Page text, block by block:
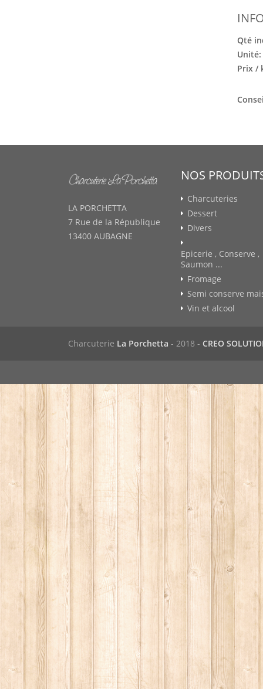
Qté
Unité:
Prix /
LA PORCHETTA
7 Rue de la République
13400 AUBAGNE
NOS
Charcuteries
Dessert
Divers
Epicerie , Conserve ,
Saumon ...
Fromage
Semi conserve
Vin et alcool
Charcuterie La Porchetta - 2018 - CREO